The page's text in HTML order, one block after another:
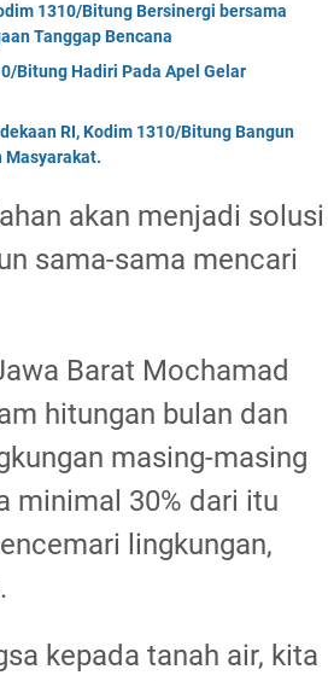
1310/Bitung Bersinergi bersama
Tanggap Bencana
Bitung Hadiri Pada Apel Gelar
RI, Kodim 1310/Bitung Bangun
Masyarakat.
akan menjadi solusi
sama-sama mencari
Barat Mochamad
hitungan bulan dan
masing-masing
minimal 30% dari itu
lingkungan,
kepada tanah air, kita